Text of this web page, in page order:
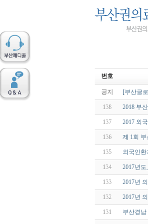
번호
공지 [부산글
138 2018 부
137 2017 외
136 제 1회
135 외국인
134 2017년
133 2017년
132 2017년
131 부산경